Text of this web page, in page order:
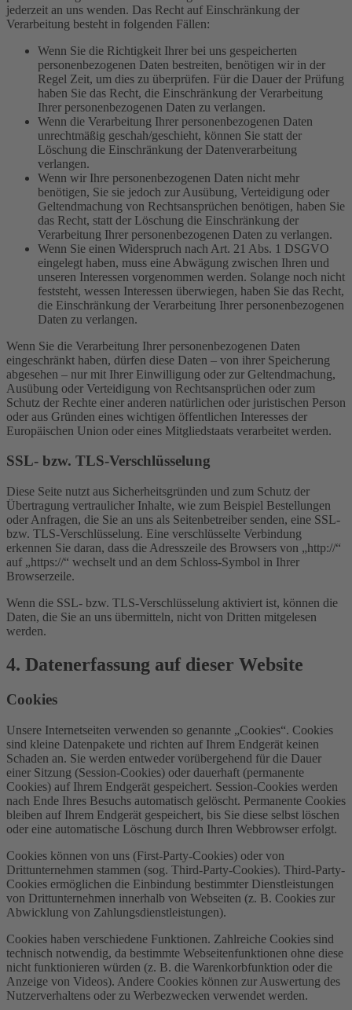
jederzeit an uns wenden. Das Recht auf Einschränkung der
Verarbeitung besteht in folgenden Fällen:
Wenn Sie die Richtigkeit Ihrer bei uns gespeicherten
personenbezogenen Daten bestreiten, benötigen wir in der
Regel Zeit, um dies zu überprüfen. Für die Dauer der Prüfung
haben Sie das Recht, die Einschränkung der Verarbeitung
Ihrer personenbezogenen Daten zu verlangen.
Wenn die Verarbeitung Ihrer personenbezogenen Daten
unrechtmäßig geschah/geschieht, können Sie statt der
Löschung die Einschränkung der Datenverarbeitung
verlangen.
Wenn wir Ihre personenbezogenen Daten nicht mehr
benötigen, Sie sie jedoch zur Ausübung, Verteidigung oder
Geltendmachung von Rechtsansprüchen benötigen, haben Sie
das Recht, statt der Löschung die Einschränkung der
Verarbeitung Ihrer personenbezogenen Daten zu verlangen.
Wenn Sie einen Widerspruch nach Art. 21 Abs. 1 DSGVO
eingelegt haben, muss eine Abwägung zwischen Ihren und
unseren Interessen vorgenommen werden. Solange noch nicht
feststeht, wessen Interessen überwiegen, haben Sie das Recht,
die Einschränkung der Verarbeitung Ihrer personenbezogenen
Daten zu verlangen.
Wenn Sie die Verarbeitung Ihrer personenbezogenen Daten
eingeschränkt haben, dürfen diese Daten – von ihrer Speicherung
abgesehen – nur mit Ihrer Einwilligung oder zur Geltendmachung,
Ausübung oder Verteidigung von Rechtsansprüchen oder zum
Schutz der Rechte einer anderen natürlichen oder juristischen Person
oder aus Gründen eines wichtigen öffentlichen Interesses der
Europäischen Union oder eines Mitgliedstaats verarbeitet werden.
SSL- bzw. TLS-Verschlüsselung
Diese Seite nutzt aus Sicherheitsgründen und zum Schutz der
Übertragung vertraulicher Inhalte, wie zum Beispiel Bestellungen
oder Anfragen, die Sie an uns als Seitenbetreiber senden, eine SSL-
bzw. TLS-Verschlüsselung. Eine verschlüsselte Verbindung
erkennen Sie daran, dass die Adresszeile des Browsers von „http://“
auf „https://“ wechselt und an dem Schloss-Symbol in Ihrer
Browserzeile.
Wenn die SSL- bzw. TLS-Verschlüsselung aktiviert ist, können die
Daten, die Sie an uns übermitteln, nicht von Dritten mitgelesen
werden.
4. Datenerfassung auf dieser Website
Cookies
Unsere Internetseiten verwenden so genannte „Cookies“. Cookies
sind kleine Datenpakete und richten auf Ihrem Endgerät keinen
Schaden an. Sie werden entweder vorübergehend für die Dauer
einer Sitzung (Session-Cookies) oder dauerhaft (permanente
Cookies) auf Ihrem Endgerät gespeichert. Session-Cookies werden
nach Ende Ihres Besuchs automatisch gelöscht. Permanente Cookies
bleiben auf Ihrem Endgerät gespeichert, bis Sie diese selbst löschen
oder eine automatische Löschung durch Ihren Webbrowser erfolgt.
Cookies können von uns (First-Party-Cookies) oder von
Drittunternehmen stammen (sog. Third-Party-Cookies). Third-Party-
Cookies ermöglichen die Einbindung bestimmter Dienstleistungen
von Drittunternehmen innerhalb von Webseiten (z. B. Cookies zur
Abwicklung von Zahlungsdienstleistungen).
Cookies haben verschiedene Funktionen. Zahlreiche Cookies sind
technisch notwendig, da bestimmte Webseitenfunktionen ohne diese
nicht funktionieren würden (z. B. die Warenkorbfunktion oder die
Anzeige von Videos). Andere Cookies können zur Auswertung des
Nutzerverhaltens oder zu Werbezwecken verwendet werden.